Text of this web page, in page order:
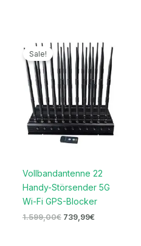
Sale!
Vollbandantenne 22
Handy-Störsender 5G
Wi-Fi GPS-Blocker
1.599,00€
Preis
war:
1.599,00€
739,99€
Preis
ist:
739,99€.